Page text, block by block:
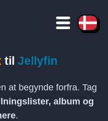
til Jellyfin
at begynde forfra. Tag
album og
.